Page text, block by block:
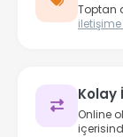
Toptan
Kolay
Online